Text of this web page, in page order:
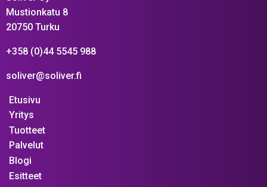
Mustionkatu 8
20750 Turku
+358 (0)44 5545 988
soliver@soliver.fi
Etusivu
Yritys
Tuotteet
Palvelut
Blogi
Esitteet